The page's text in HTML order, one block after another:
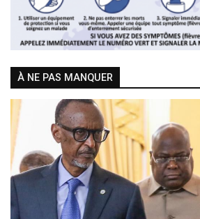
À NE PAS MANQUER